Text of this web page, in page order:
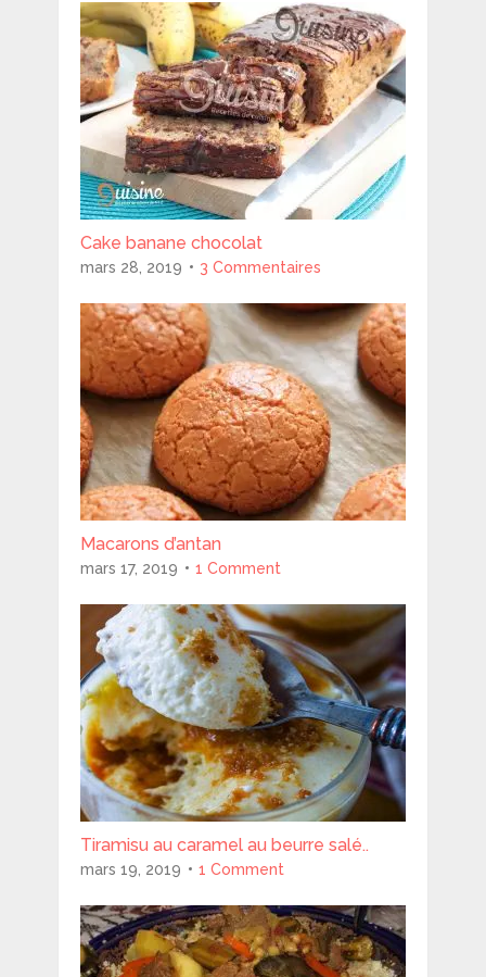
Cake banane chocolat
mars 28, 2019 3 Commentaires
Macarons d’antan
mars 17, 2019 1 Comment
Tiramisu au caramel au beurre salé..
mars 19, 2019 1 Comment